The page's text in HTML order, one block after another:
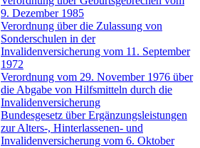
9. Dezember 1985
Verordnung über die Zulassung von
Sonderschulen in der
Invalidenversicherung vom 11. September
1972
Verordnung vom 29. November 1976 über
die Abgabe von Hilfsmitteln durch die
Invalidenversicherung
Bundesgesetz über Ergänzungsleistungen
zur Alters-, Hinterlassenen- und
Invalidenversicherung vom 6. Oktober